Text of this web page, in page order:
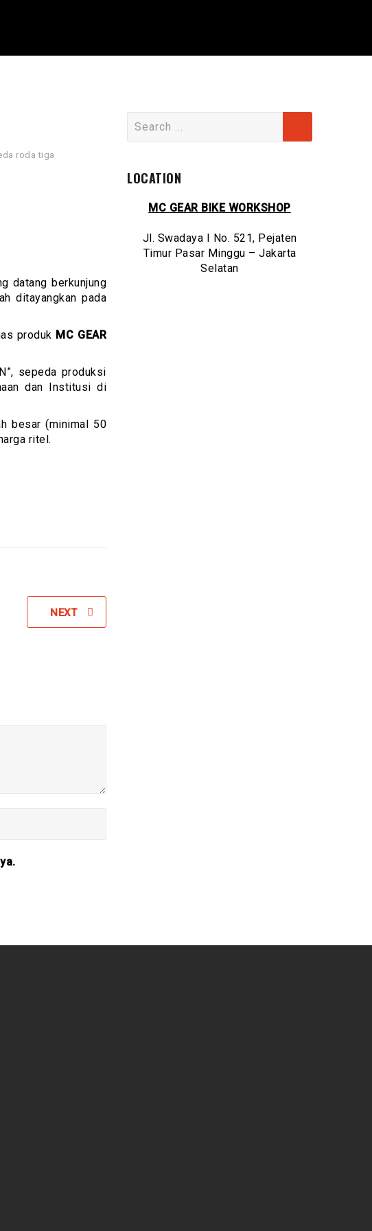
roda tiga
datang berkunjung
ditayangkan pada
produk MC GEAR
sepeda produksi
dan Institusi di
besar (minimal 50
ritel.
NEXT
for:
LOCATION
MC GEAR BIKE WORKSHOP
Jl. Swadaya I No. 521, Pejaten
Timur Pasar Minggu – Jakarta
Selatan